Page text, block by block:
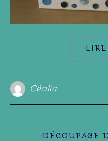
Cécilia
DÉCOUPAGE